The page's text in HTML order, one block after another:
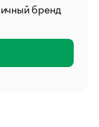
бренд